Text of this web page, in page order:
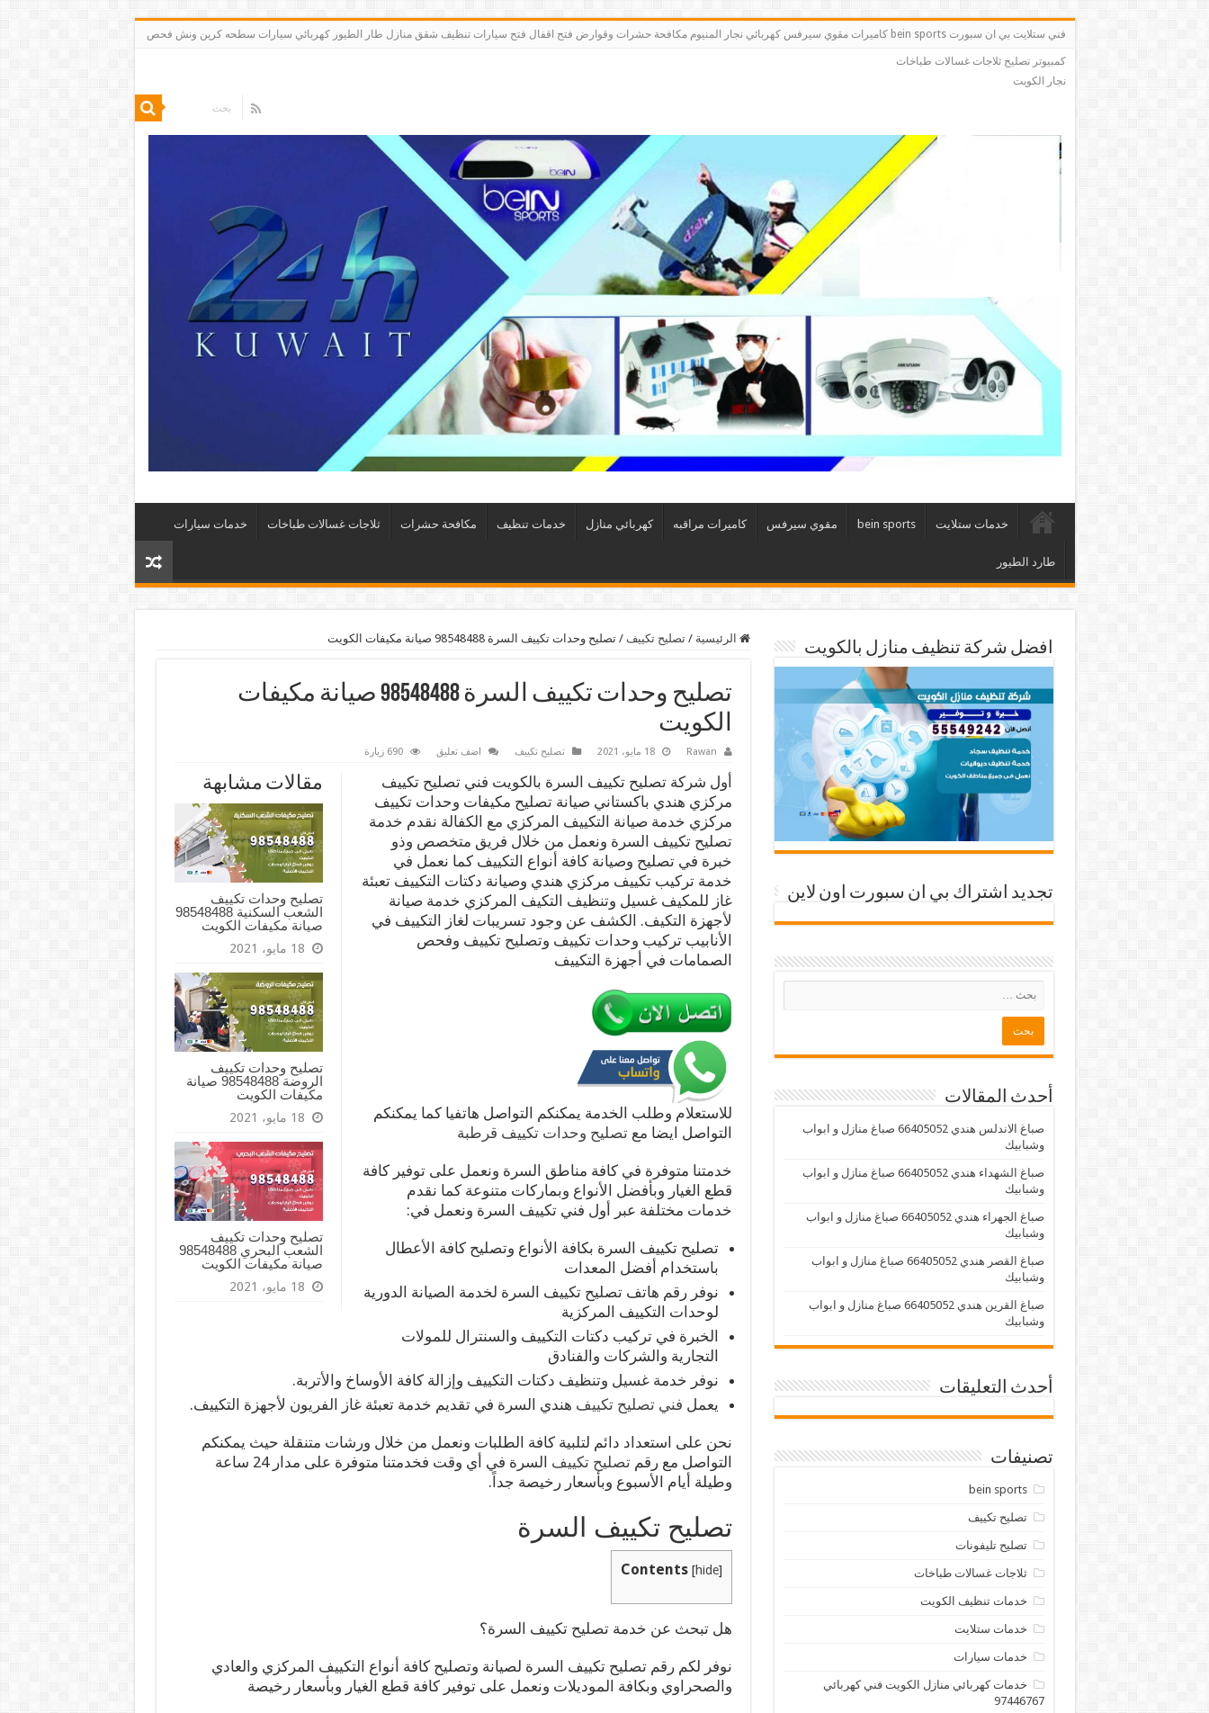
فني ستلايت بي ان سبورت bein sports كاميرات مقوي سيرفس كهربائي نجار المنيوم مكافحة حشرات وقوارض فتح اقفال فتح سيارات تنظيف شقق منازل طار الطيور كهربائي سيارات سطحه كرين ونش فحص
كمبيوتر تصليح ثلاجات غسالات طباخات
نجار الكويت
خدمات ستلايت bein sports مقوي سيرفس كاميرات مراقبه كهربائي منازل خدمات تنظيف مكافحة حشرات ثلاجات غسالات طباخات خدمات سيارات
طارد الطيور
الرئيسية / تصليح تكييف / تصليح وحدات تكييف السرة 98548488 صيانة مكيفات الكويت
تصليح وحدات تكييف السرة 98548488 صيانة مكيفات
الكويت
Rawan 18 مايو، 2021 تصليح تكييف اضف تعليق 690 زيارة
مقالات مشابهة
تصليح وحدات تكييف
الشعب السكنية 98548488
صيانة مكيفات الكويت
18 مايو، 2021
تصليح وحدات تكييف
الروضة 98548488 صيانة
مكيفات الكويت
18 مايو، 2021
تصليح وحدات تكييف
الشعب البحري 98548488
صيانة مكيفات الكويت
18 مايو، 2021
أول شركة تصليح تكييف السرة بالكويت فني تصليح تكييف
مركزي هندي باكستاني صيانة تصليح مكيفات وحدات تكييف
مركزي خدمة صيانة التكييف المركزي مع الكفالة نقدم خدمة
تصليح تكييف السرة ونعمل من خلال فريق متخصص وذو
خبرة في تصليح وصيانة كافة أنواع التكييف كما نعمل في
خدمة تركيب تكييف مركزي هندي وصيانة دكتات التكييف تعبئة
غاز للمكيف غسيل وتنظيف التكيف المركزي خدمة صيانة
لأجهزة التكيف. الكشف عن وجود تسريبات لغاز التكييف في
الأنابيب تركيب وحدات تكييف وتصليح تكييف وفحص
الصمامات في أجهزة التكييف
للاستعلام وطلب الخدمة يمكنكم التواصل هاتفيا كما يمكنكم
التواصل ايضا مع تصليح وحدات تكييف قرطبة
خدمتنا متوفرة في كافة مناطق السرة ونعمل على توفير كافة
قطع الغيار وبأفضل الأنواع وبماركات متنوعة كما نقدم
خدمات مختلفة عبر أول فني تكييف السرة ونعمل في:
تصليح تكييف السرة بكافة الأنواع وتصليح كافة الأعطال
باستخدام أفضل المعدات
نوفر رقم هاتف تصليح تكييف السرة لخدمة الصيانة الدورية
لوحدات التكييف المركزية
الخبرة في تركيب دكتات التكييف والسنترال للمولات
التجارية والشركات والفنادق
نوفر خدمة غسيل وتنظيف دكتات التكييف وإزالة كافة الأوساخ والأتربة.
يعمل فني تصليح تكييف هندي السرة في تقديم خدمة تعبئة غاز الفريون لأجهزة التكييف.
نحن على استعداد دائم لتلبية كافة الطلبات ونعمل من خلال ورشات متنقلة حيث يمكنكم
التواصل مع رقمتصليح تكييف
السرة في أي وقت فخدمتنا متوفرة على مدار 24 ساعة
وطيلة أيام الأسبوع وبأسعار رخيصة جداً.
تصليح تكييف السرة
Contents [hide]
هل تبحث عن خدمة تصليح تكييف السرة؟
نوفر لكم رقم تصليح تكييف السرة لصيانة وتصليح كافة أنواع التكييف المركزي والعادي
والصحراوي وبكافة الموديلات ونعمل على توفير كافة قطع الغيار وبأسعار رخيصة
افضل شركة تنظيف منازل بالكويت
تجديد اشتراك بي ان سبورت اون لاين
أحدث المقالات
صباغ الاندلس هندي 66405052 صباغ منازل و ابواب
وشبابيك
صباغ الشهداء هندي 66405052 صباغ منازل و ابواب
وشبابيك
صباغ الجهراء هندي 66405052 صباغ منازل و ابواب
وشبابيك
صباغ القصر هندي 66405052 صباغ منازل و ابواب
وشبابيك
صباغ القرين هندي 66405052 صباغ منازل و ابواب
وشبابيك
أحدث التعليقات
تصنيفات
bein sports
تصليح تكييف
تصليح تليفونات
ثلاجات غسالات طباخات
خدمات تنظيف الكويت
خدمات ستلايت
خدمات سيارات
خدمات كهربائي منازل الكويت فني كهربائي
97446767